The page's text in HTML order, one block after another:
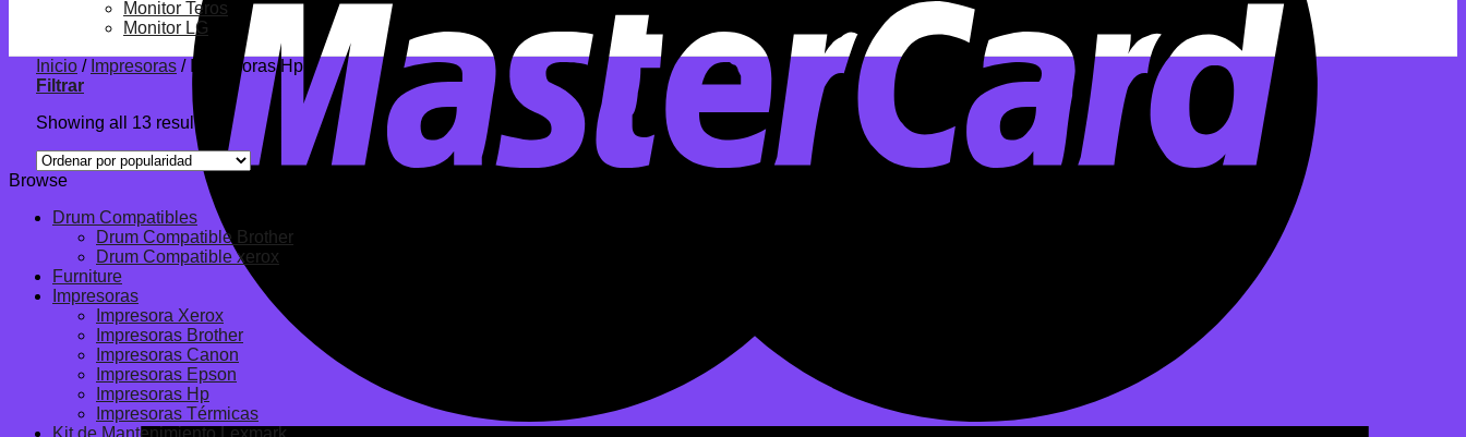
Monitor Teros
Monitor LG
Inicio / Impresoras /Impresoras Hp
Filtrar
Showing all 13 results
Browse
Drum Compatibles
Drum Compatible Brother
Drum Compatible xerox
Furniture
Impresoras
Impresora Xerox
Impresoras Brother
Impresoras Canon
Impresoras Epson
Impresoras Hp
Impresoras Térmicas
Kit de Mantenimiento Lexmark